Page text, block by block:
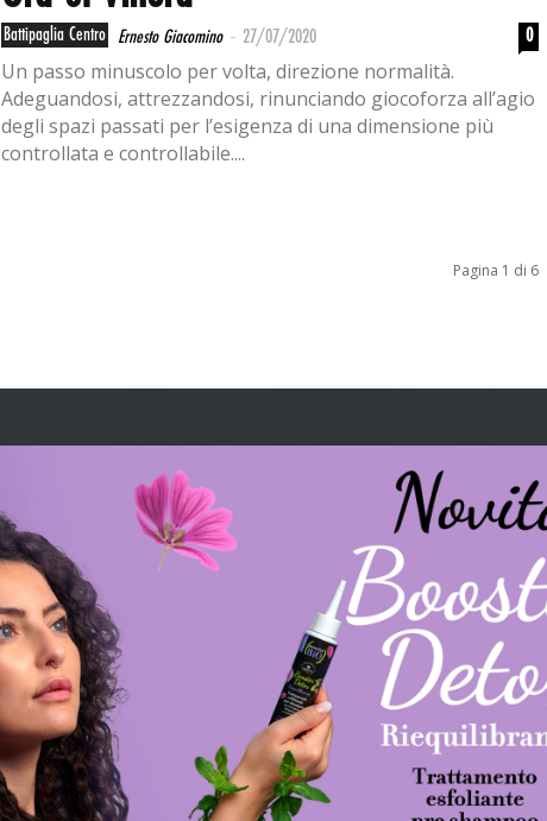
Battipaglia Centro Ernesto Giacomino - 27/07/2020 0
Un passo minuscolo per volta, direzione normalità.
Adeguandosi, attrezzandosi, rinunciando giocoforza all’agio
degli spazi passati per l’esigenza di una dimensione più
controllata e controllabile....
Pagina 1 di 6